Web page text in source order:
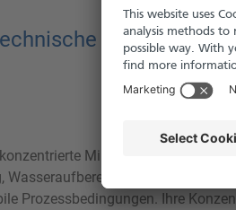
Merkmale
Mineralsäure mit
Wasseraufbereitung und
Prozessbedingungen. Ihre